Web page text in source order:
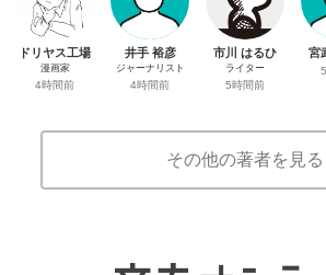
ドリヤス工場
漫画家
4時間前
井手 裕彦
ジャーナリスト
4時間前
市川 はるひ
ライター
5時間前
宮
その他の著者を見る